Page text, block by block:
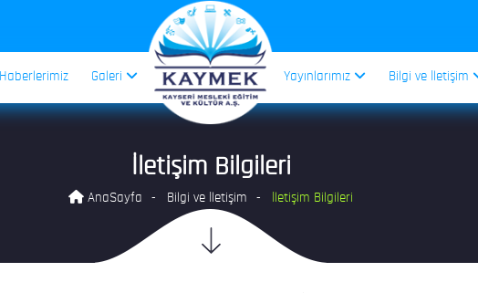
Haberlerimiz Galeri Yayınlarımız Bilgi ve İletişim
İletişim Bilgileri
AnaSayfa Bilgi ve İletişim İletişim Bilgileri